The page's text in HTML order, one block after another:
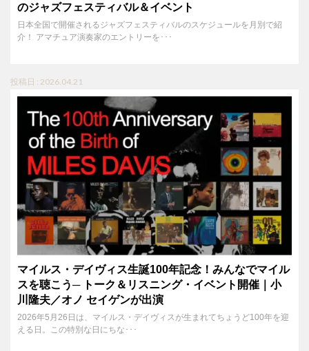
のジャズフェスティバル＆イベント
日本全国で開催されるジャズフェスティバルのスケジュールを月別で紹
介！ アマチュア演奏家のエントリーを･･･
投稿日 : 2026.04.21
マイルス・デイヴィス生誕100年記念！みんなでマイル
スを聴こう─ トーク＆リスニング・イベント開催｜小
川隆夫／オノ セイゲンが出演
2026年5月26日は、マイルス・デイヴィスが生まれてちょうど100年を迎
える日。この特別な日にちな･･･